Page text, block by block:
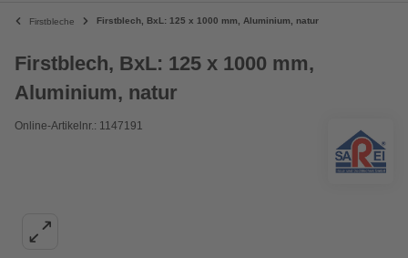
Firstbleche Firstblech, BxL: 125 x 1000 mm, Aluminium, natur
Firstblech, BxL: 125 x 1000 mm,
Aluminium, natur
Online-Artikelnr.: 1147191